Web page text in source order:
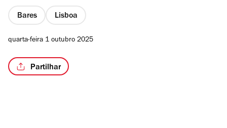
Bares Lisboa
quarta-feira 1 outubro 2025
Partilhar